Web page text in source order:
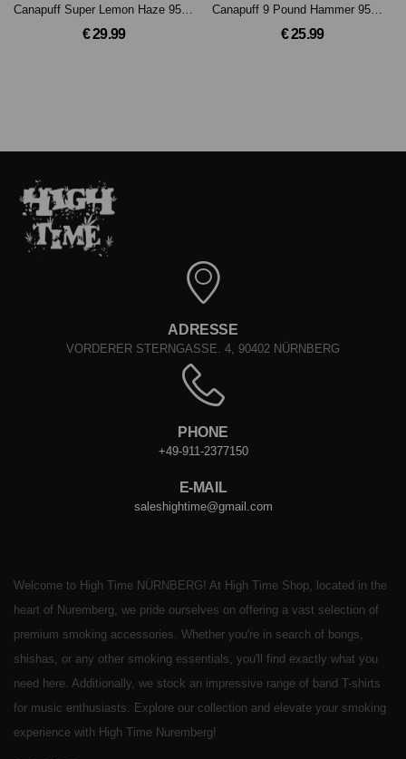
€ 29.99 € 25.99
ADRESSE
VORDERER STERNGASSE. 4, 90402 NÜRNBERG
PHONE
+49-911-2377150
E-MAIL
saleshightime@gmail.com
Welcome to High Time NÜRNBERG! At High Time Shop, located in the
heart of Nuremberg, we pride ourselves on offering a vast selection of
premium smoking accessories. Whether you're in search of bongs,
shishas, or any other smoking essentials, you'll find exactly what you
need here. Additionally, we stock an impressive range of band T-shirts
for music enthusiasts. Explore our collection and elevate your smoking
experience with High Time Nuremberg!